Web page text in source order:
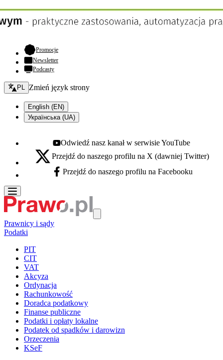
Promocje- otwiera się w nowej karcie
Newsletter
Podcasty
Zmień język - bieżący:
PL Zmień język strony
English (EN)
Українська (UA)
Youtube - otwiera się w nowej karcie
Odwiedź nasz kanał w serwisie YouTube
X - otwiera się w nowej karcie
Przejdź do naszego profilu na X (dawniej Twitter)
Facebook - otwiera się w nowej karcie
Przejdź do naszego profilu na Facebooku
Prawnicy i sądy
Podatki
PIT
CIT
VAT
Akcyza
Ordynacja
Rachunkowość
Doradca podatkowy
Finanse publiczne
Podatki i opłaty lokalne
Podatek od spadków i darowizn
Orzeczenia
KSeF